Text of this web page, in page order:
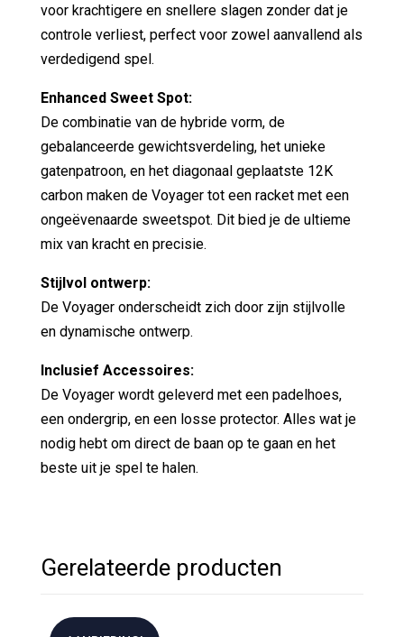
voor krachtigere en snellere slagen zonder dat je
controle verliest, perfect voor zowel aanvallend als
verdedigend spel.
Enhanced Sweet Spot:
De combinatie van de hybride vorm, de
gebalanceerde gewichtsverdeling, het unieke
gatenpatroon, en het diagonaal geplaatste 12K
carbon maken de Voyager tot een racket met een
ongeëvenaarde sweetspot. Dit bied je de ultieme
mix van kracht en precisie.
Stijlvol ontwerp:
De Voyager onderscheidt zich door zijn stijlvolle
en dynamische ontwerp.
Inclusief Accessoires:
De Voyager wordt geleverd met een padelhoes,
een ondergrip, en een losse protector. Alles wat je
nodig hebt om direct de baan op te gaan en het
beste uit je spel te halen.
Gerelateerde producten